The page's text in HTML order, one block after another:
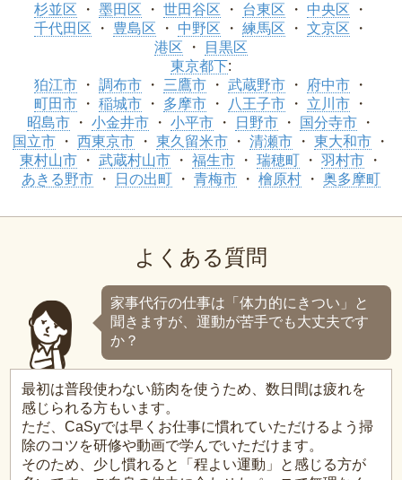
杉並区
墨田区 世田谷区 台東区
中央区
千代田区
豊島区 中野区 練馬区
文京区
港区
目黒区
東京都下:
狛江市
調布市 三鷹市 武蔵野市
府中市
町田市
稲城市 多摩市 八王子市
立川市
昭島市
小金井市 小平市 日野市
国分寺市
国立市
西東京市 東久留米市 清瀬市
東大和市
東村山市
武蔵村山市 福生市 瑞穂町
羽村市
あきる野市
日の出町 青梅市 檜原村 奥多摩町
よくある質問
家事代行の仕事は「体力的にきつい」と
聞きますが、運動が苦手でも大丈夫です
か？
最初は普段使わない筋肉を使うため、数日間は疲れを
感じられる方もいます。
ただ、CaSyでは早くお仕事に慣れていただけるよう掃
除のコツを研修や動画で学んでいただけます。
そのため、少し慣れると「程よい運動」と感じる方が